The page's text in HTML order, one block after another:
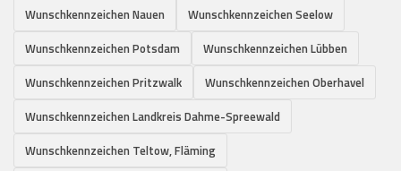
Wunschkennzeichen Nauen
Wunschkennzeichen Seelow
Wunschkennzeichen Potsdam
Wunschkennzeichen Lübben
Wunschkennzeichen Pritzwalk
Wunschkennzeichen Oberhavel
Wunschkennzeichen Landkreis Dahme-Spreewald
Wunschkennzeichen Teltow, Fläming